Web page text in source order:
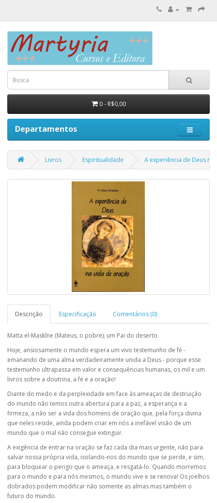
0 - R$0,00
Departamentos
Livros Espiritualidade A experiência de Deus
Descrição Especificação Comentários (0)
Matta el-Maskîne (Mateus, o pobre), um Pai do deserto.
Hoje, ansiosamente o mundo espera um vivo testemunho de fé -
emanando de uma alma verdadeiramente unida a Deus - porque esse
testemunho ultrapassa em valor e consequências humanas, os mil e um
livros sobre a doutrina, a fé e a oração!
Diante do medo e da perplexidade em face às ameaças de destruição
do mundo não temos outra abertura para a paz, a esperança e a
firmeza, a não ser a vida dos homens de oração que, pela força divina
que neles reside, ainda podem criar em nós a inefável visão de um
mundo que o mal não consegue extinguir.
A exigência de entrar na oração se faz cada dia mais urgente, não para
salvar nossa própria vida, isolando-nos do mundo que se perde, e sim,
para bloquear o perigo que o ameaça, e resgatá-lo. Quando morremos
para o mundo e para nós mesmos, o mundo vive e se renova! Os joelhos
dobrados podem modificar não somente as almas mas também o
futuro do mundo.